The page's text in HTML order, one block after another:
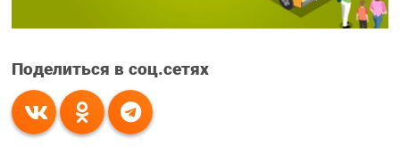
Поделиться в соц.сетях